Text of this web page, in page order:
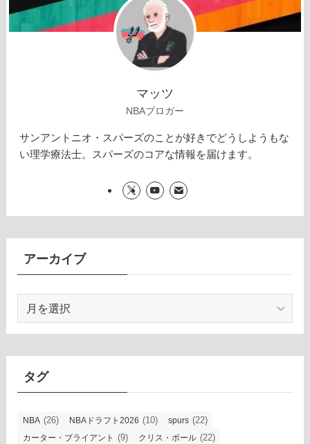
マッツ
NBAブロガー
サンアントニオ・スパーズのことが好きでどうしようもな
い理学療法士。スパーズのコアな情報を届けます。
アーカイブ
カ
イ
タグ
NBA (26) NBAドラフト2026 (10) spurs (22)
カーター・ブライアント (9) クリス・ポール (22)